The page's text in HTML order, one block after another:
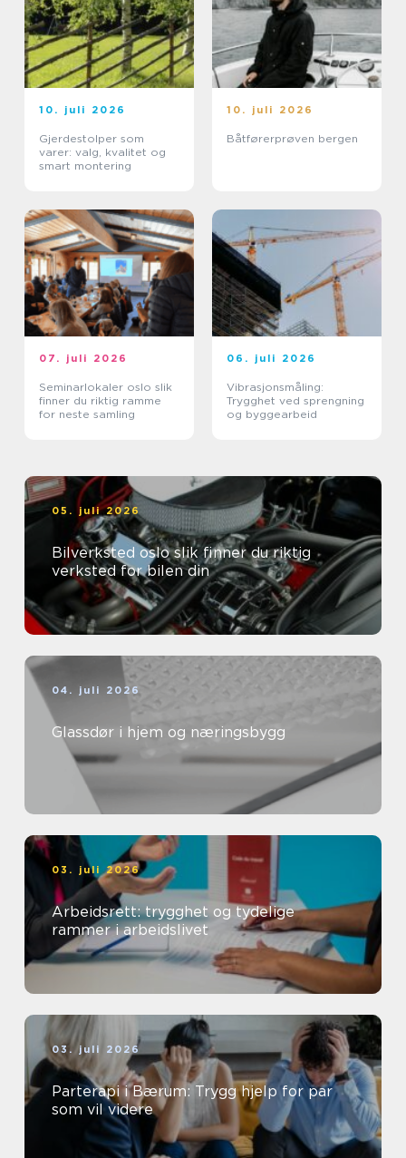
10. juli 2026
Gjerdestolper som
varer: valg, kvalitet og
smart montering
10. juli 2026
Båtførerprøven bergen
07. juli 2026
Seminarlokaler oslo slik
finner du riktig ramme
for neste samling
06. juli 2026
Vibrasjonsmåling:
Trygghet ved sprengning
og byggearbeid
05. juli 2026
Bilverksted oslo slik finner du riktig
verksted for bilen din
04. juli 2026
Glassdør i hjem og næringsbygg
03. juli 2026
Arbeidsrett: trygghet og tydelige
rammer i arbeidslivet
03. juli 2026
Parterapi i Bærum: Trygg hjelp for par
som vil videre